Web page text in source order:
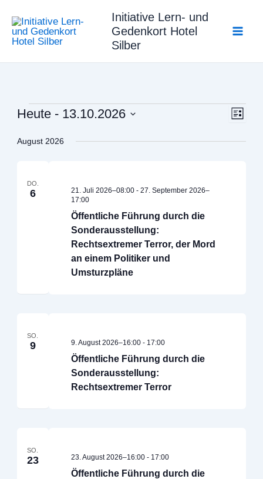
Inhalt
springen
Initiative Lern- und
Gedenkort Hotel
Silber
Veranstaltungen
Liste
Heute - 13.10.2026
wählen.
August 2026
DO.
6 21. Juli 2026–08:00- 27. September 2026–
17:00
Öffentliche Führung durch die
Sonderausstellung:
Rechtsextremer Terror, der Mord
an einem Politiker und
Umsturzpläne
SO.
9 9. August 2026–16:00- 17:00
Öffentliche Führung durch die
Sonderausstellung:
Rechtsextremer Terror
SO.
23 23. August 2026–16:00- 17:00
Öffentliche Führung durch die